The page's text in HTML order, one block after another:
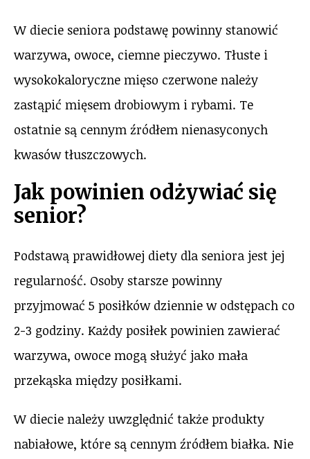
W diecie seniora podstawę powinny stanowić
warzywa, owoce, ciemne pieczywo. Tłuste i
wysokokaloryczne mięso czerwone należy
zastąpić mięsem drobiowym i rybami. Te
ostatnie są cennym źródłem nienasyconych
kwasów tłuszczowych.
Jak powinien odżywiać się
senior?
Podstawą prawidłowej diety dla seniora jest jej
regularność. Osoby starsze powinny
przyjmować 5 posiłków dziennie w odstępach co
2-3 godziny. Każdy posiłek powinien zawierać
warzywa, owoce mogą służyć jako mała
przekąska między posiłkami.
W diecie należy uwzględnić także produkty
nabiałowe, które są cennym źródłem białka. Nie